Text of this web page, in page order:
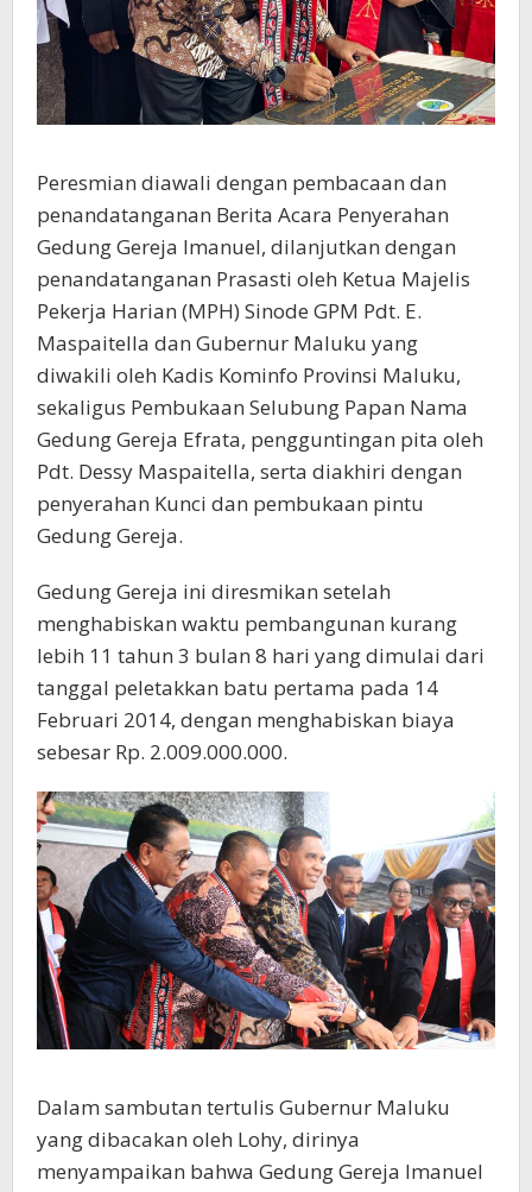
Peresmian diawali dengan pembacaan dan
penandatanganan Berita Acara Penyerahan
Gedung Gereja Imanuel, dilanjutkan dengan
penandatanganan Prasasti oleh Ketua Majelis
Pekerja Harian (MPH) Sinode GPM Pdt. E.
Maspaitella dan Gubernur Maluku yang
diwakili oleh Kadis Kominfo Provinsi Maluku,
sekaligus Pembukaan Selubung Papan Nama
Gedung Gereja Efrata, pengguntingan pita oleh
Pdt. Dessy Maspaitella, serta diakhiri dengan
penyerahan Kunci dan pembukaan pintu
Gedung Gereja.
Gedung Gereja ini diresmikan setelah
menghabiskan waktu pembangunan kurang
lebih 11 tahun 3 bulan 8 hari yang dimulai dari
tanggal peletakkan batu pertama pada 14
Februari 2014, dengan menghabiskan biaya
sebesar Rp. 2.009.000.000.
Dalam sambutan tertulis Gubernur Maluku
yang dibacakan oleh Lohy, dirinya
menyampaikan bahwa Gedung Gereja Imanuel